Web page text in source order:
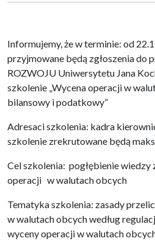
Informujemy, że w terminie: od
przyjmowane będą zgłoszenia do
ROZWOJU Uniwersytetu Jana
szkolenie „Wycena operacji w
bilansowy i podatkowy”
Adresaci szkolenia: kadra
szkolenie zrekrutowane będą
Cel szkolenia: pogłębienie wiedzy
operacji w walutach obcych
Tematyka szkolenia: zasady
w walutach obcych według
wyceny operacji w walutach